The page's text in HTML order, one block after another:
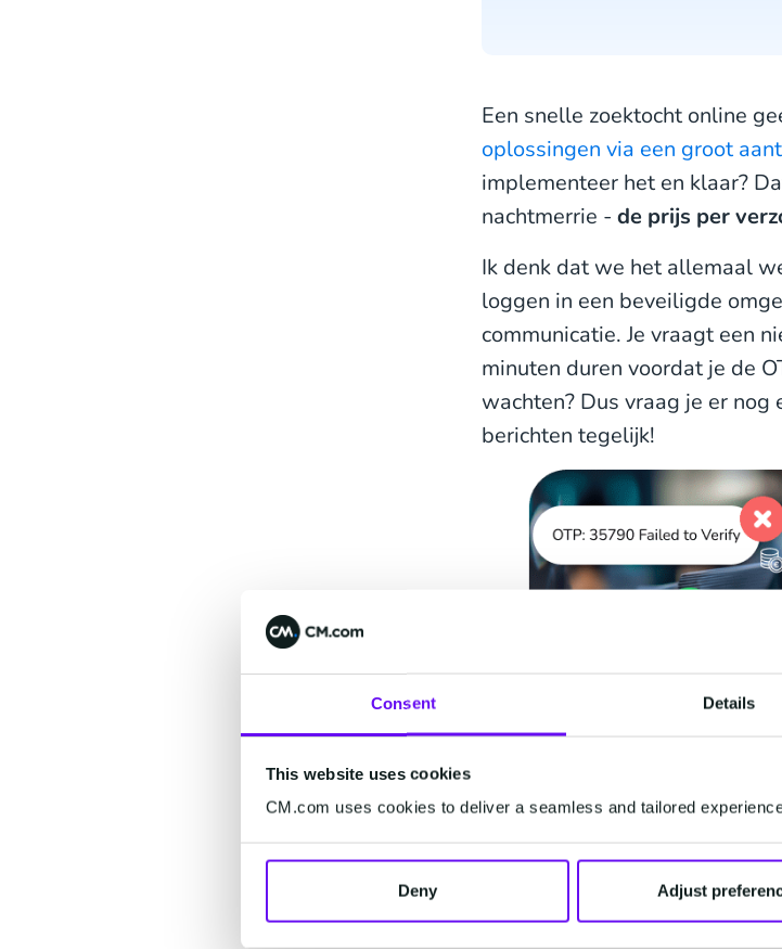
Consent Details
This website uses cookies
CM.com uses cookies to deliver a seamless and tailored
Deny Adjust
Een snelle zoektocht online
oplossingen via een groot
implementeer het en klaar?
nachtmerrie - de prijs per
Ik denk dat we het allemaal
loggen in een beveiligde
communicatie. Je vraagt een
minuten duren voordat je de
wachten? Dus vraag je er nog
berichten tegelijk!
Heb jij dit al eens